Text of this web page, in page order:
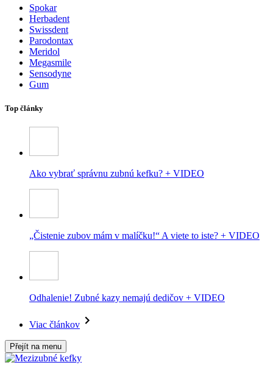
Spokar
Herbadent
Swissdent
Parodontax
Meridol
Megasmile
Sensodyne
Gum
Top články
Ako vybrať správnu zubnú kefku? + VIDEO
„Čistenie zubov mám v malíčku!“ A viete to iste? + VIDEO
Odhalenie! Zubné kazy nemajú dedičov + VIDEO
Viac článkov
Přejít na menu